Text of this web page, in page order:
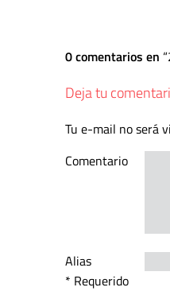
0 comentarios en
Deja tu
Tu e-mail no será
Comentario
Alias
* Requerido